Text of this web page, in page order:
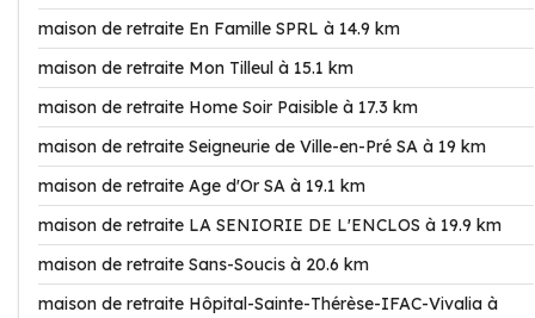
maison de retraite En Famille SPRL à 14.9 km
maison de retraite Mon Tilleul à 15.1 km
maison de retraite Home Soir Paisible à 17.3 km
maison de retraite Seigneurie de Ville-en-Pré SA à 19 km
maison de retraite Age d'Or SA à 19.1 km
maison de retraite LA SENIORIE DE L'ENCLOS à 19.9 km
maison de retraite Sans-Soucis à 20.6 km
maison de retraite Hôpital-Sainte-Thérèse-IFAC-Vivalia à